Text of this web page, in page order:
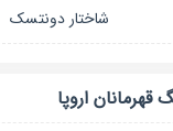
شاختار دونتسک
قهرمانان اروپا